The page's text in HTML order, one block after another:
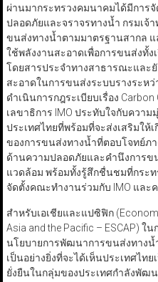
ผ่านมากระทรวงคมนาคมได้มีการ
ปลอดภัยและจราจรทางน้ำ กรมเจ้
ขนส่งทางน้ำตามมาตรฐานสากล แ
ใช้พลังงานสะอาดเพื่อการขนส่งทั้ง
โดยสารประจำทางสาธารณะและ
สะอาดในการขนส่งระบบรางระหว่
ดำเนินการกฎระเบียบเรื่อง
เลขาธิการ IMO ประทับใจกับควา
ประเทศไทยที่พร้อมที่จะส่งเสริมใ
ของการขนส่งทางน้ำที่ตอบโจทย์ภ
ด้านความปลอดภัยและคำนึงการข
แวดล้อม พร้อมทั้งรู้สึกชื่นชมที่กระ
จัดตั้งคณะทำงานร่วมกับ IMO และ
สำหรับเอเชียและแปซิฟิก
Asia and the Pacific – ESCAP)
นโยบายการพัฒนาการขนส่งทางน้
เป็นอย่างยิ่งที่จะได้เห็นประเทศไ
ยั่งยืนในกลุ่มของประเทศกำลังพัฒ